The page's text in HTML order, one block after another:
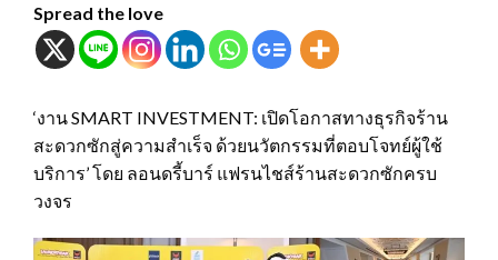
Spread the love
‘งาน SMART INVESTMENT: เปิดโอกาสทางธุรกิจร้าน
สะดวกซักสู่ความสำเร็จ ด้วยนวัตกรรมที่ตอบโจทย์ผู้ใช้
บริการ’ โดย ลอนดรี้บาร์ แฟรนไชส์ร้านสะดวกซักครบ
วงจร